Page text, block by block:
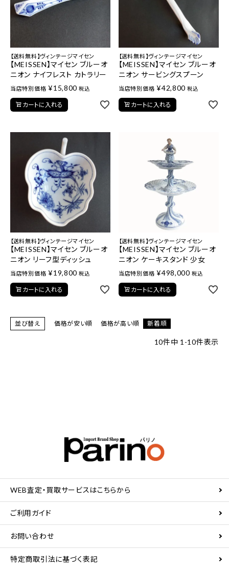
【送料無料】ヴィンテージマイセン
【MEISSEN】マイセン ブルーオ
ニオン ナイフレスト カトラリー
当店特別価格 ¥15,800 税込
カートに入れる
【送料無料】ヴィンテージマイセン
【MEISSEN】マイセン ブルーオ
ニオン サービングスプーン
当店特別価格 ¥42,800 税込
カートに入れる
【送料無料】ヴィンテージマイセン
【MEISSEN】マイセン ブルーオ
ニオン リーフ型ディッシュ
当店特別価格 ¥19,800 税込
カートに入れる
【送料無料】ヴィンテージマイセン
【MEISSEN】マイセン ブルーオ
ニオン ケーキスタンド 少女
当店特別価格 ¥498,000 税込
カートに入れる
並び替え 価格が安い順 価格が高い順 新着順
10件中 1 -10件表示
WEB査定・買取サービスはこちらから
ご利用ガイド
お問い合わせ
特定商取引法に基づく表記